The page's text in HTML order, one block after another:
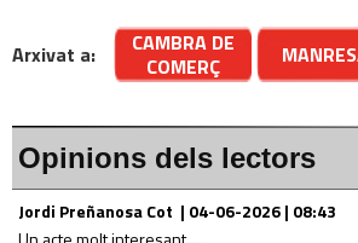
Arxivat a:
CAMBRA DE
COMERÇ
Opinions dels lectors
Jordi Preñanosa Cot | 04-06-2026 | 08:43